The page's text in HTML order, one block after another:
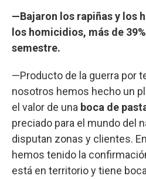
—Bajaron los rapiñas y los
los homicidios, más de
semestre.
—Producto de la guerra por
nosotros hemos hecho un
el valor de una boca de
preciado para el mundo del
disputan zonas y clientes.
hemos tenido la
está en territorio y tiene